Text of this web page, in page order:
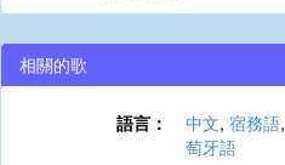
相關的歌
語言： 中文, 宿務語,
萄牙語